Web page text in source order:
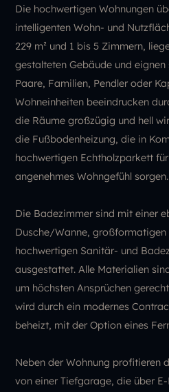
Die hochwertigen Wohnungen
intelligenten Wohn- und
229 m² und 1 bis 5 Zimmern,
gestalteten Gebäude und
Paare, Familien, Pendler oder
Wohneinheiten beeindrucken
die Räume großzügig und hell
die Fußbodenheizung, die in
hochwertigen Echtholzparkett
angenehmes Wohngefühl sorgen.
Die Badezimmer sind mit einer
Dusche/Wanne, großformatigen
hochwertigen Sanitär- und
ausgestattet. Alle Materialien
um höchsten Ansprüchen
wird durch ein modernes
beheizt, mit der Option eines
Neben der Wohnung profitieren
von einer Tiefgarage, die über